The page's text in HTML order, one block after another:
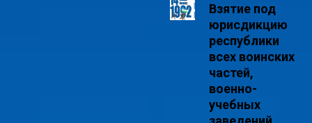
Взятие под
юрисдикцию
республики
всех воинских
частей,
военно-
учебных